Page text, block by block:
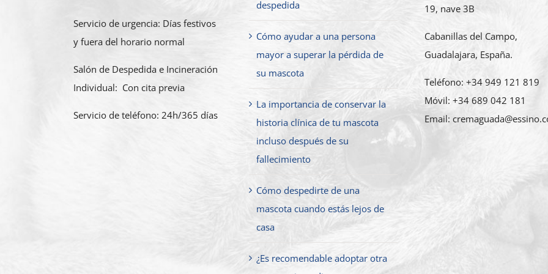
Servicio de urgencia: Días festivos
y fuera del horario normal
Salón de Despedida e Incineración
Individual: Con cita previa
Servicio de teléfono: 24h/365 días
despedida
Cómo ayudar a una persona
mayor a superar la pérdida de
su mascota
La importancia de conservar la
historia clínica de tu mascota
incluso después de su
fallecimiento
Cómo despedirte de una
mascota cuando estás lejos de
casa
¿Es recomendable adoptar otra
19, nave 3B
Cabanillas del Campo,
Guadalajara, España.
Teléfono: +34 949 121 819
Móvil: +34 689 042 181
Email: